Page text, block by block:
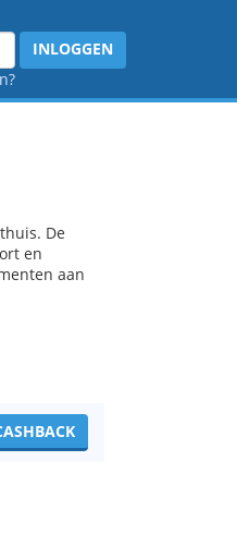
INLOGGEN
De
en
aan